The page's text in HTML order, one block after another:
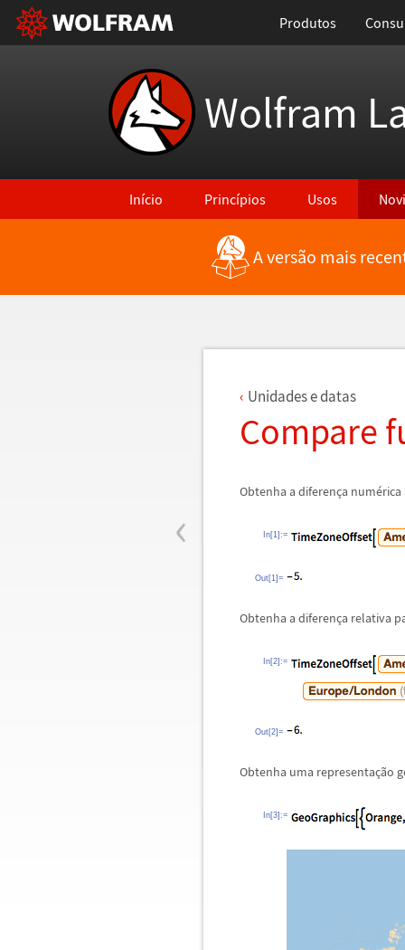
Produtos
Wolfram
Início Princípios Usos
Voltar para Últimas Novidades
A versão mais
‹
Unidades e datas
Compare
Obtenha a diferença numé
In[1]:=
Out[1]=
Obtenha a diferença relativa
In[2]:=
Out[2]=
Obtenha uma representação
In[3]:=